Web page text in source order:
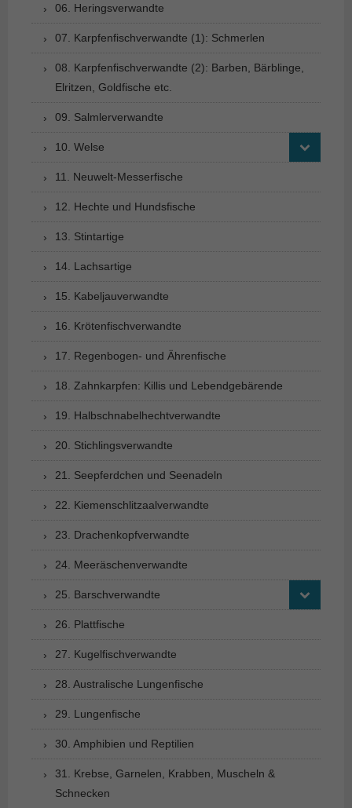
06. Heringsverwandte
07. Karpfenfischverwandte (1): Schmerlen
08. Karpfenfischverwandte (2): Barben, Bärblinge,
Elritzen, Goldfische etc.
09. Salmlerverwandte
10. Welse
11. Neuwelt-Messerfische
12. Hechte und Hundsfische
13. Stintartige
14. Lachsartige
15. Kabeljauverwandte
16. Krötenfischverwandte
17. Regenbogen- und Ährenfische
18. Zahnkarpfen: Killis und Lebendgebärende
19. Halbschnabelhechtverwandte
20. Stichlingsverwandte
21. Seepferdchen und Seenadeln
22. Kiemenschlitzaalverwandte
23. Drachenkopfverwandte
24. Meeräschenverwandte
25. Barschverwandte
26. Plattfische
27. Kugelfischverwandte
28. Australische Lungenfische
29. Lungenfische
30. Amphibien und Reptilien
31. Krebse, Garnelen, Krabben, Muscheln &
Schnecken